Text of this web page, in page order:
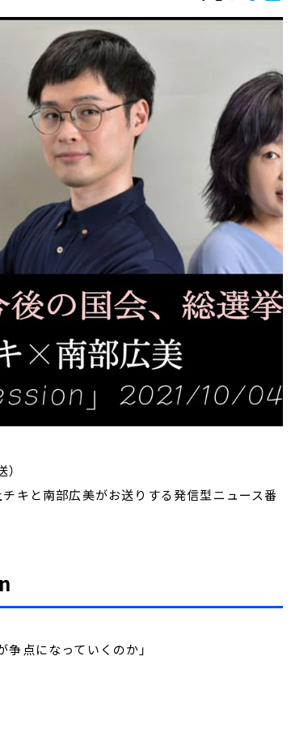
チキと南部広美がお送りする発信型ニュース番
争点になっていくのか」